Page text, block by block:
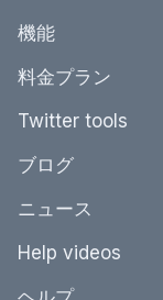
機能
料金プラン
Twitter tools
ブログ
ニュース
Help videos